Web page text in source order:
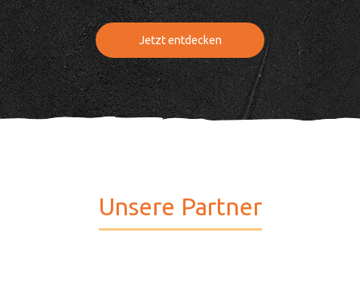
Jetzt entdecken
Unsere Partner